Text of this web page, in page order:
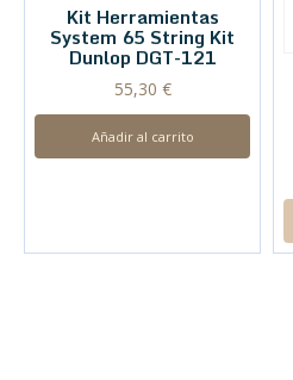
Kit Herramientas
System 65 String Kit
Dunlop DGT-121
55,30 €
Añadir al carrito